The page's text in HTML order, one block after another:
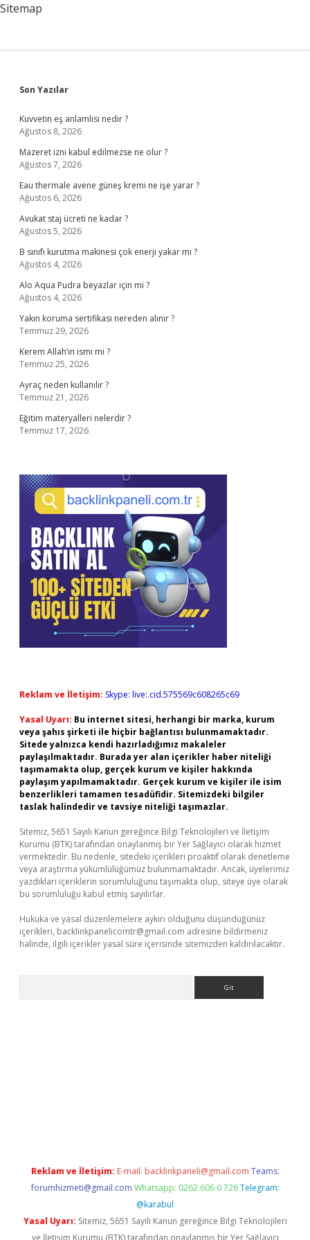
Sitemap
Sidebar
Son Yazılar
Kuvvetin eş anlamlısı nedir ?
Ağustos 8, 2026
Mazeret izni kabul edilmezse ne olur ?
Ağustos 7, 2026
Eau thermale avene güneş kremi ne işe yarar ?
Ağustos 6, 2026
Avukat staj ücreti ne kadar ?
Ağustos 5, 2026
B sınıfı kurutma makinesi çok enerji yakar mı ?
Ağustos 4, 2026
Alo Aqua Pudra beyazlar için mi ?
Ağustos 4, 2026
Yakın koruma sertifikası nereden alınır ?
Temmuz 29, 2026
Kerem Allah’ın ismi mi ?
Temmuz 25, 2026
Ayraç neden kullanılır ?
Temmuz 21, 2026
Eğitim materyalleri nelerdir ?
Temmuz 17, 2026
Reklam ve İletişim: Skype: live:.cid.575569c608265c69
Yasal Uyarı: Bu internet sitesi, herhangi bir marka, kurum
veya şahıs şirketi ile hiçbir bağlantısı bulunmamaktadır.
Sitede yalnızca kendi hazırladığımız makaleler
paylaşılmaktadır. Burada yer alan içerikler haber niteliği
taşımamakta olup, gerçek kurum ve kişiler hakkında
paylaşım yapılmamaktadır. Gerçek kurum ve kişiler ile isim
benzerlikleri tamamen tesadüfidir. Sitemizdeki bilgiler
taslak halindedir ve tavsiye niteliği taşımazlar.
Sitemiz, 5651 Sayılı Kanun gereğince Bilgi Teknolojileri ve İletişim
Kurumu (BTK) tarafından onaylanmış bir Yer Sağlayıcı olarak hizmet
vermektedir. Bu nedenle, sitedeki içerikleri proaktif olarak denetleme
veya araştırma yükümlülüğümüz bulunmamaktadır. Ancak, üyelerimiz
yazdıkları içeriklerin sorumluluğunu taşımakta olup, siteye üye olarak
bu sorumluluğu kabul etmiş sayılırlar.
Hukuka ve yasal düzenlemelere aykırı olduğunu düşündüğünüz
içerikleri, backlinkpanelicomtr@gmail.com adresine bildirmeniz
halinde, ilgili içerikler yasal süre içerisinde sitemizden kaldırılacaktır.
Reklam ve İletişim: E-mail: backlinkpaneli@gmail.com Teams:
forumhizmeti@gmail.com Whatsapp: 0262 606 0 726 Telegram:
@karabul
Yasal Uyarı: Sitemiz, 5651 Sayılı Kanun gereğince Bilgi Teknolojileri
ve İletişim Kurumu (BTK) tarafından onaylanmış bir Yer Sağlayıcı